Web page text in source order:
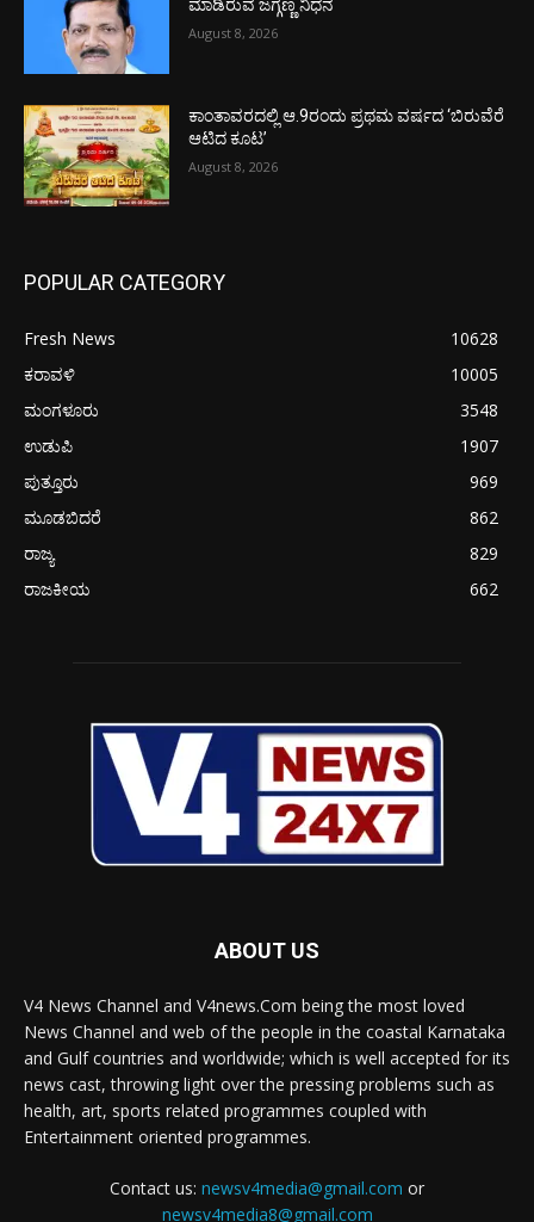
ಮಾಡಿರುವ ಜಗ್ಗಣ್ಣ ನಿಧನ
August 8, 2026
ಕಾಂತಾವರದಲ್ಲಿ ಆ.9ರಂದು ಪ್ರಥಮ ವರ್ಷದ ‘ಬಿರುವೆರೆ
ಆಟಿದ ಕೂಟ’
August 8, 2026
POPULAR CATEGORY
Fresh News
10628
ಕರಾವಳಿ
10005
ಮಂಗಳೂರು
3548
ಉಡುಪಿ
1907
ಪುತ್ತೂರು
969
ಮೂಡಬಿದರೆ
862
ರಾಜ್ಯ
829
ರಾಜಕೀಯ
662
ABOUT US
V4 News Channel and V4news.Com being the most loved
News Channel and web of the people in the coastal Karnataka
and Gulf countries and worldwide; which is well accepted for its
news cast, throwing light over the pressing problems such as
health, art, sports related programmes coupled with
Entertainment oriented programmes.
Contact us: newsv4media@gmail.com or
newsv4media8@gmail.com